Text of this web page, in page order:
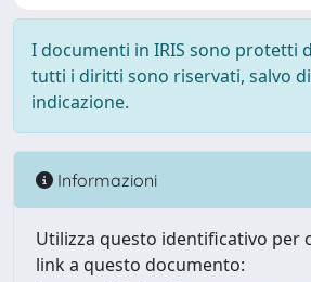
I documenti in IRIS sono protetti
tutti i diritti sono riservati, salvo
indicazione.
Informazioni
Utilizza questo identificativo per
link a questo documento: